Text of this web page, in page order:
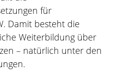
für
Damit besteht die
Weiterbildung über
– natürlich unter den